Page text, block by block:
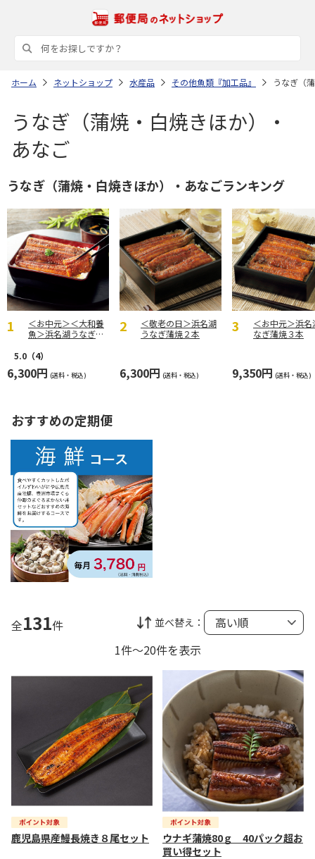
ホーム ネットショップ 水産品 その他魚類『加工品』 うなぎ（
うなぎ（蒲焼・白焼きほか）・
あなご
うなぎ（蒲焼・白焼きほか）・あなごランキング
＜お中元＞＜大和養
魚＞浜名湖うなぎ蒲
5.0 （4）
6,300円 (送料・税込)
＜敬老の日＞浜名湖
うなぎ蒲焼２本
6,300円 (送料・税込)
＜お中元＞浜名
なぎ蒲焼３本
9,350円 (送料・税込)
おすすめの定期便
全131件 並べ替え：
1件～20件を表示
鹿児島県産鰻長焼き８尾セット
ウナギ蒲焼80ｇ 40パック超お
買い得セット